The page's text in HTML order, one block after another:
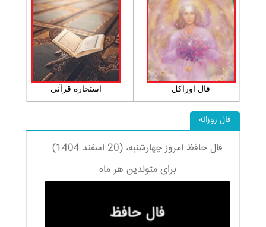
فال اوراکل استخاره قرآنی
فال روزانه
فال حافظ امروز چهارشنبه، (20 اسفند 1404)
برای متولدین هر ماه